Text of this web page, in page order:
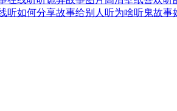
听如何分享故事给别人听为啥听鬼故事